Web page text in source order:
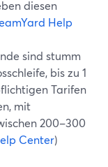
diesen
Help
sind stumm
bis zu 1
Tarifen
mit
200–300
Center)